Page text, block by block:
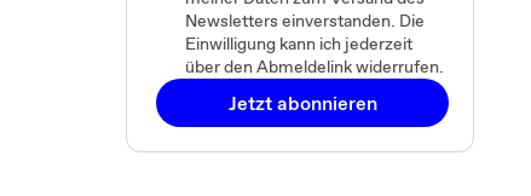
Newsletters einverstanden. Die
Einwilligung kann ich jederzeit
über den Abmeldelink widerrufen.
Jetzt abonnieren